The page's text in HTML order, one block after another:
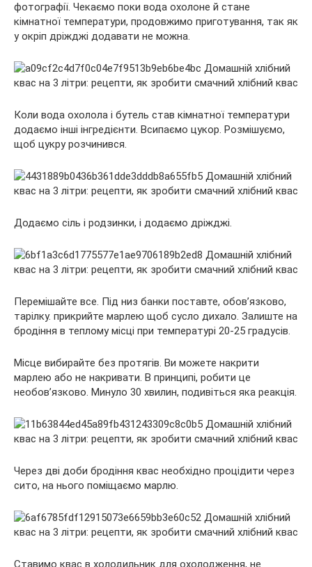
фотографії. Чекаємо поки вода охолоне й стане
кімнатної температури, продовжимо приготування, так як
у окріп дріжджі додавати не можна.
Коли вода охолола і бутель став кімнатної температури
додаємо інші інгредієнти. Всипаємо цукор. Розмішуємо,
щоб цукру розчинився.
Додаємо сіль і родзинки, і додаємо дріжджі.
Перемішайте все. Під низ банки поставте, обов’язково,
тарілку. прикрийте марлею щоб сусло дихало. Залиште на
бродіння в теплому місці при температурі 20-25 градусів.
Місце вибирайте без протягів. Ви можете накрити
марлею або не накривати. В принципі, робити це
необов’язково. Минуло 30 хвилин, подивіться яка реакція.
Через дві доби бродіння квас необхідно процідити через
сито, на нього поміщаємо марлю.
Ставимо квас в холодильник для охолодження, не